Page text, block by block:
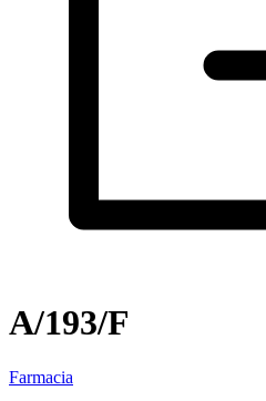
A/193/F
Farmacia